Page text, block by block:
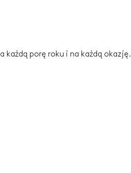
każdą porę roku i na każdą okazję.